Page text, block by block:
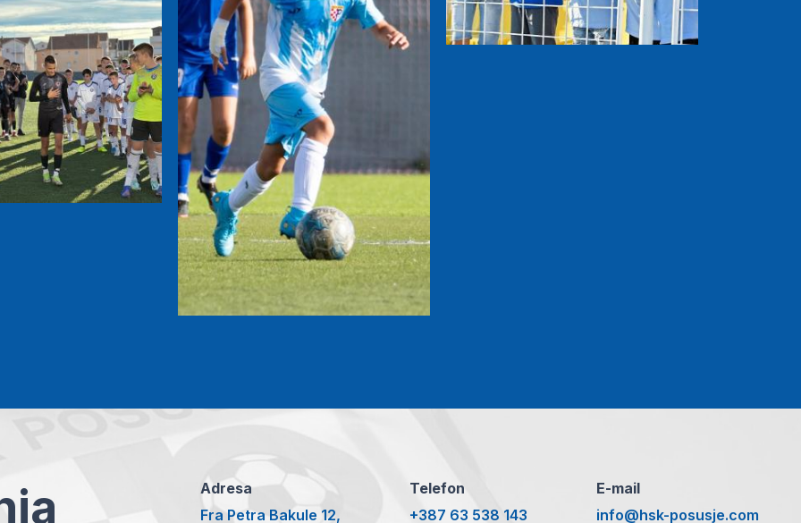
Adresa
Fra Petra Bakule 12,
Telefon
+387 63 538 143
E-mail
info@hsk-posusje.com